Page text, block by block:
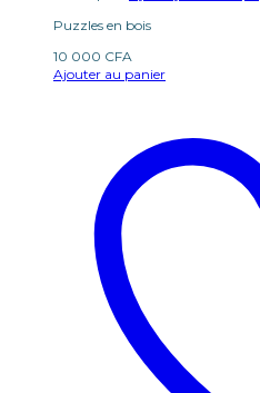
Puzzles en bois
10 000 CFA
Ajouter au panier